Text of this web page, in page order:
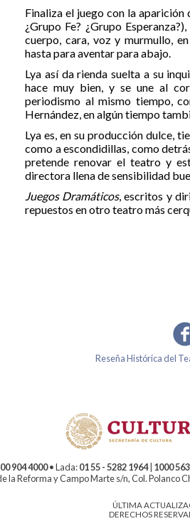
Finaliza el juego con la aparición
¿Grupo Fe? ¿Grupo
cuerpo, cara, voz y murmullo,
hasta para aventar para abajo.
Lya así da rienda suelta a su
hace muy bien, y se une al
periodismo al mismo tiempo,
Hernández, en algún tiempo
Lya es, en su producción dulce,
como a escondidillas, como
pretende renovar el teatro y
directora llena de sensibilidad
Juegos Dramáticos, escritos y
repuestos en otro teatro más
Reseña Histórica del
904 4000• Lada:01 55 - 5282 1964| 1000
la Reforma y Campo Marte s/n, Col. Polanco
ÚLTIMA
DERECHOS